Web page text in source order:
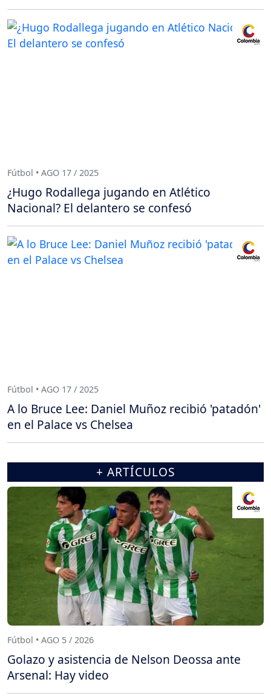
Fútbol • AGO 17 / 2025
¿Hugo Rodallega jugando en Atlético
Nacional? El delantero se confesó
Fútbol • AGO 17 / 2025
A lo Bruce Lee: Daniel Muñoz recibió 'patadón'
en el Palace vs Chelsea
+ ARTÍCULOS
Fútbol • AGO 5 / 2026
Golazo y asistencia de Nelson Deossa ante
Arsenal: Hay video